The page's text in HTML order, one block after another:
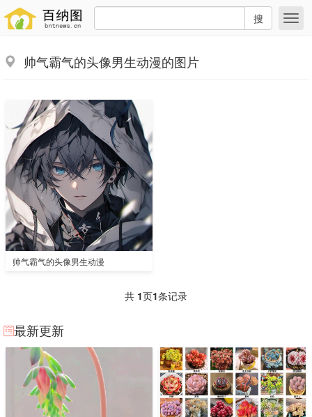
搜
帅气霸气的头像男生动漫的图片
帅气霸气的头像男生动漫
共 1页1条记录
最新更新